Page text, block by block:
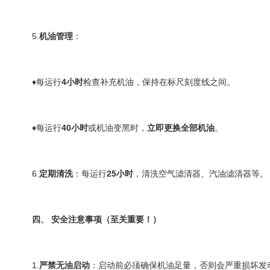
5. 机油管理 ：
♦每运行4小时检查补充机油，保持在标尺刻度线之间。
♦每运行40小时或机油变黑时， 立即更换全部机油。
6. 定期清洗：每运行25小时 ，清洗空气滤清器、汽油滤清器等。
四、 安全注意事项（至关重要！）
1. 严禁无油启动 ：启动前必须确保机油足量，否则会严重损坏发